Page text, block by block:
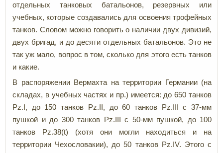
отдельных танковых батальонов, резервных или
учебных, которые создавались для освоения трофейных
танков. Словом можно говорить о наличии двух дивизий,
двух бригад, и до десяти отдельных батальонов. Это не
так уж мало, вопрос в том, сколько для этого есть танков
и какие.
В распоряжении Вермахта на территории Германии (на
складах, в учебных частях и пр.) имеется: до 650 танков
Pz.I, до 150 танков Pz.II, до 60 танков Pz.III с 37-мм
пушкой и до 300 танков Pz.III с 50-мм пушкой, до 100
танков Pz.38(t) (хотя они могли находиться и на
территории Чехословакии), до 50 танков Pz.IV. Этого с